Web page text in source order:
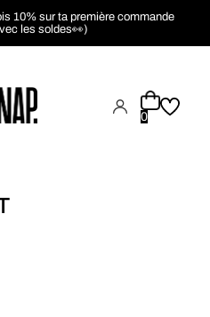
10% sur ta première commande
les soldes👀)
0